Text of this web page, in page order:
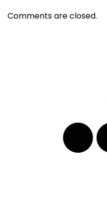
Comments are closed.